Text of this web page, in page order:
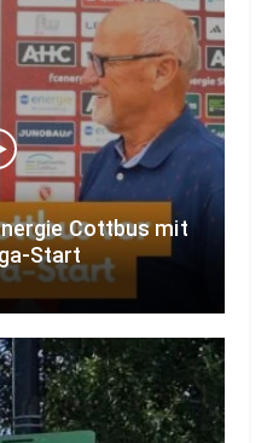
Cottbus mit
Start